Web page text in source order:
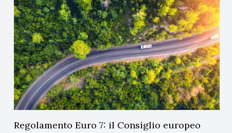
Regolamento Euro 7: il Consiglio europeo